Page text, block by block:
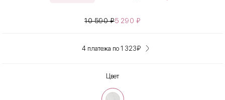
10 590₽5 290₽
4 платежа по 1 323₽
Цвет